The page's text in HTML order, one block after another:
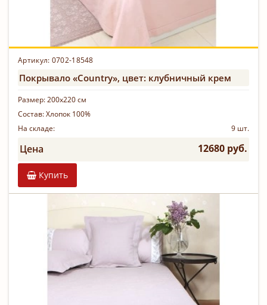
Артикул: 0702-18548
Покрывало «Country», цвет: клубничный крем
Размер:200х220 см
Состав:Хлопок 100%
На складе:
9 шт.
Цена 12680 руб.
Купить